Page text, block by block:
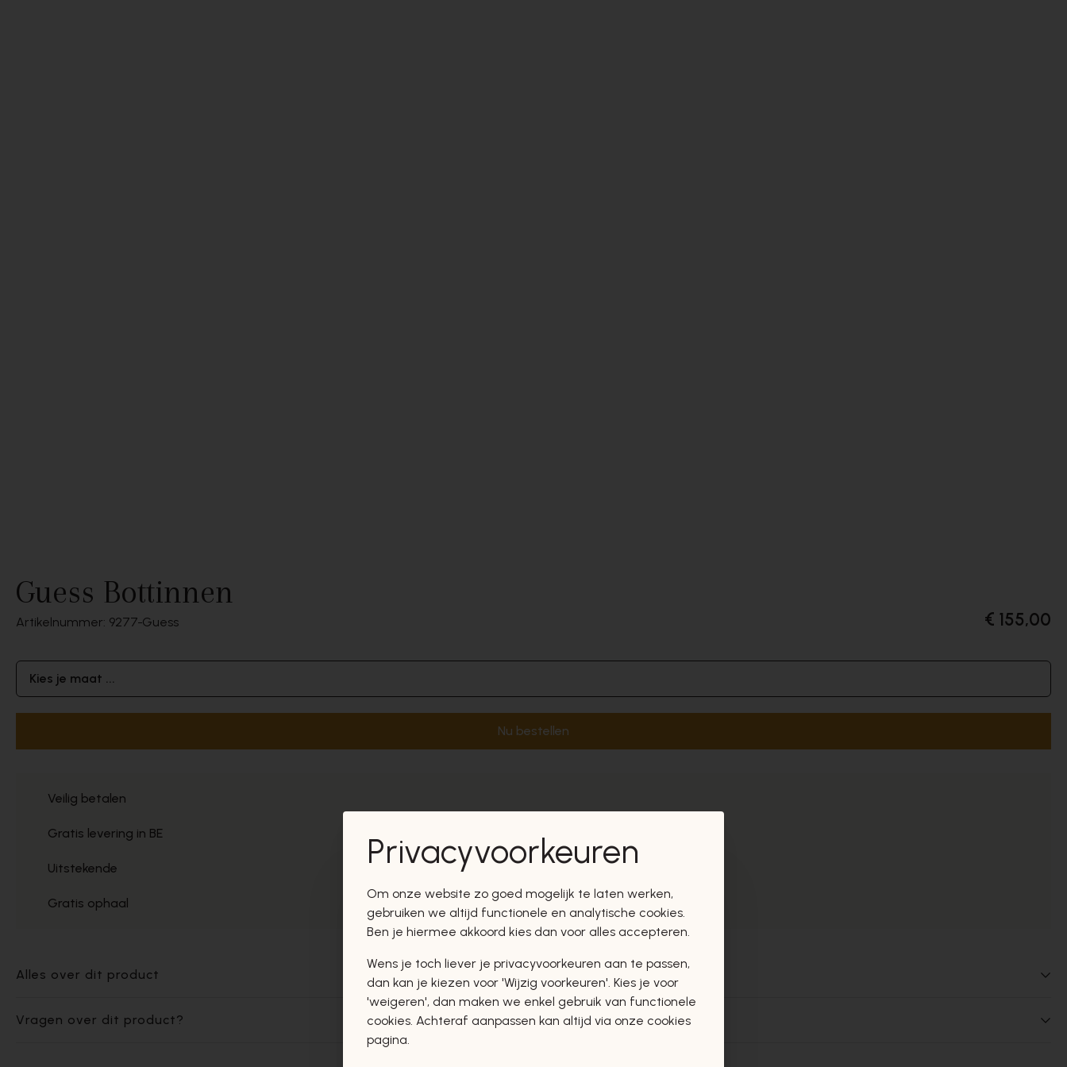
Guess Bottinnen
Artikelnummer: 9277 Guess € 155,00
Kies je maat ...
Nu bestellen
Veilig betalen
Gratis levering in BE
Uitstekende
Gratis ophaal
Alles over dit product
Vragen over dit product?
Privacyvoorkeuren
Om onze website zo goed mogelijk te laten werken,
gebruiken we altijd functionele en analytische cookies.
Ben je hiermee akkoord kies dan voor alles accepteren.
Wens je toch liever je privacyvoorkeuren aan te passen,
dan kan je kiezen voor 'Wijzig voorkeuren'. Kies je voor
'weigeren', dan maken we enkel gebruik van functionele
cookies. Achteraf aanpassen kan altijd via onze cookies
pagina.